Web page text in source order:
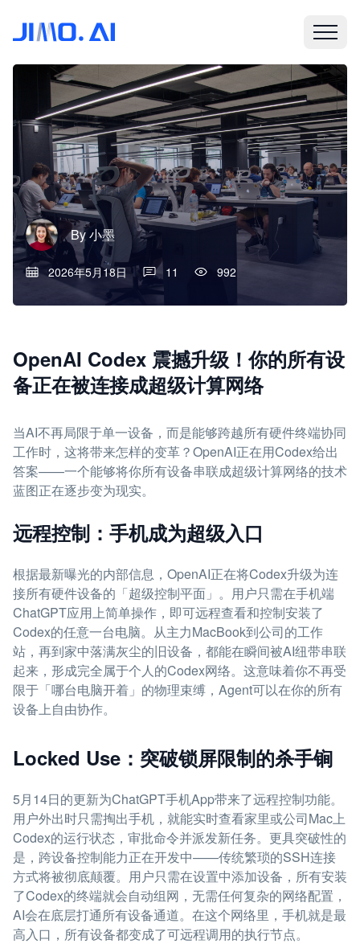
By小墨
2026年5月18日 11 992
OpenAI Codex 震撼升级！你的所有设
备正在被连接成超级计算网络
当AI不再局限于单一设备，而是能够跨越所有硬件终端协同
工作时，这将带来怎样的变革？OpenAI正在用Codex给出
答案——一个能够将你所有设备串联成超级计算网络的技术
蓝图正在逐步变为现实。
远程控制：手机成为超级入口
根据最新曝光的内部信息，OpenAI正在将Codex升级为连
接所有硬件设备的「超级控制平面」。用户只需在手机端
ChatGPT应用上简单操作，即可远程查看和控制安装了
Codex的任意一台电脑。从主力MacBook到公司的工作
站，再到家中落满灰尘的旧设备，都能在瞬间被AI纽带串联
起来，形成完全属于个人的Codex网络。这意味着你不再受
限于「哪台电脑开着」的物理束缚，Agent可以在你的所有
设备上自由协作。
Locked Use：突破锁屏限制的杀手锏
5月14日的更新为ChatGPT手机App带来了远程控制功能。
用户外出时只需掏出手机，就能实时查看家里或公司Mac上
Codex的运行状态，审批命令并派发新任务。更具突破性的
是，跨设备控制能力正在开发中——传统繁琐的SSH连接
方式将被彻底颠覆。用户只需在设置中添加设备，所有安装
了Codex的终端就会自动组网，无需任何复杂的网络配置，
AI会在底层打通所有设备通道。在这个网络里，手机就是最
高入口，所有设备都变成了可远程调用的执行节点。